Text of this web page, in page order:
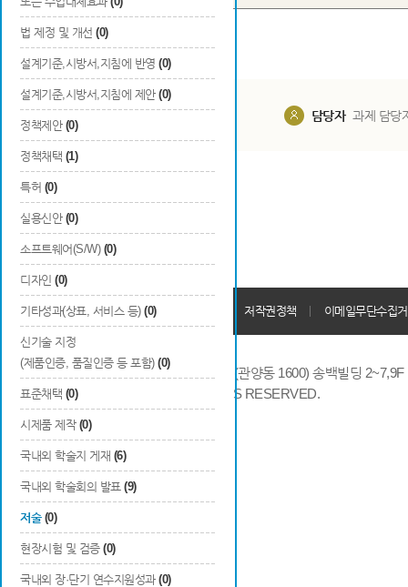
법 제정 및 개선 (0)
설계기준,시방서,지침에 반영 (0)
설계기준,시방서,지침에 제안 (0)
정책제안 (0)
정책채택 (1)
특허 (0)
실용신안 (0)
소프트웨어(S/W) (0)
디자인 (0)
기타성과(상표, 서비스 등) (0)
신기술 지정
(제품인증, 품질인증 등 포함) (0)
표준채택 (0)
시제품 제작 (0)
국내외 학술지 게재 (6)
국내외 학술회의 발표 (9)
저술 (0)
현장시험 및 검증 (0)
국내외 장·단기 연수지원성과 (0)
담당자 과제 담당
개인정보처리방침 회원가입약관 저작권정책 이메일무단수집
14066 경기도 안양시 동안구 시민대로 286 (관양동 1600) 송백빌딩
COPYRIGHTS © 2014 KAIA, ALL RIGHTS RESERVED.